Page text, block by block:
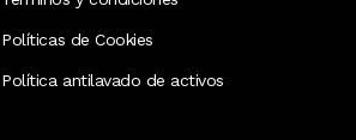
Políticas de Cookies
Política antilavado de activos